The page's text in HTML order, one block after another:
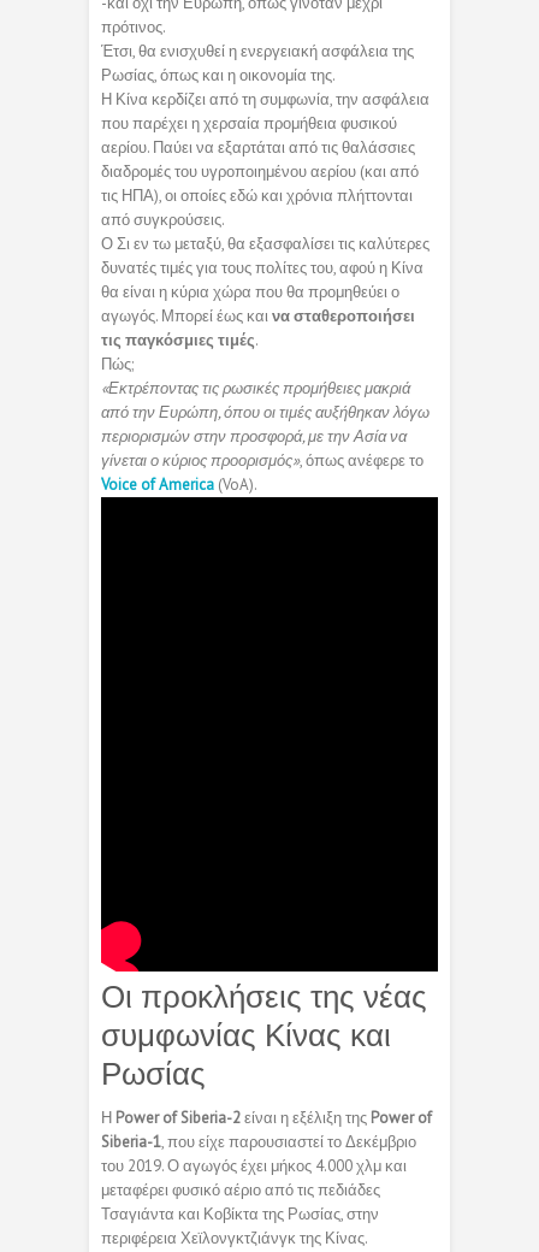
πρότινος.
Έτσι, θα ενισχυθεί η ενεργειακή ασφάλεια της
Ρωσίας, όπως και η οικονομία της.
Η Κίνα κερδίζει από τη συμφωνία, την ασφάλεια
που παρέχει η χερσαία προμήθεια φυσικού
αερίου. Παύει να εξαρτάται από τις θαλάσσιες
διαδρομές του υγροποιημένου αερίου (και από
τις ΗΠΑ), οι οποίες εδώ και χρόνια πλήττονται
από συγκρούσεις.
Ο Σι εν τω μεταξύ, θα εξασφαλίσει τις καλύτερες
δυνατές τιμές για τους πολίτες του, αφού η Κίνα
θα είναι η κύρια χώρα που θα προμηθεύει ο
αγωγός. Μπορεί έως καινα σταθεροποιήσει
τις παγκόσμιες τιμές.
Πώς;
«Εκτρέποντας τις ρωσικές προμήθειες μακριά
από την Ευρώπη, όπου οι τιμές αυξήθηκαν λόγω
περιορισμών στην προσφορά, με την Ασία να
γίνεται ο κύριος προορισμός», όπως ανέφερε το
Voice of America (VoA).
Οι προκλήσεις της νέας
συμφωνίας Κίνας και
Ρωσίας
Η Power of Siberia-2είναι η εξέλιξη της Power of
Siberia-1, που είχε παρουσιαστεί το Δεκέμβριο
του 2019. Ο αγωγός έχει μήκος 4.000 χλμ και
μεταφέρει φυσικό αέριο από τις πεδιάδες
Τσαγιάντα και Κοβίκτα της Ρωσίας, στην
περιφέρεια Χεϊλονγκτζιάνγκ της Κίνας.